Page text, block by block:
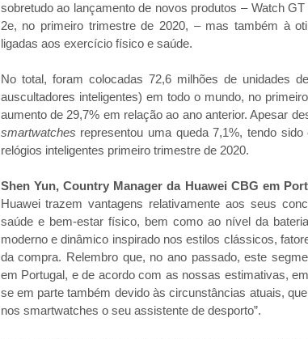
sobretudo ao lançamento de novos produtos – Watch
2e, no primeiro trimestre de 2020, – mas também à
ligadas aos exercício físico e saúde.
No total, foram colocadas 72,6 milhões de unidades de
auscultadores inteligentes) em todo o mundo, no
aumento de 29,7% em relação ao ano anterior. Apesar
smartwatches representou uma queda 7,1%, tendo
relógios inteligentes primeiro trimestre de 2020.
Shen Yun, Country Manager da Huawei CBG em
Huawei trazem vantagens relativamente aos seus
saúde e bem-estar físico, bem como ao nível da
moderno e dinâmico inspirado nos estilos clássicos,
da compra. Relembro que, no ano passado, este
em Portugal, e de acordo com as nossas estimativas,
se em parte também devido às circunstâncias atuais,
nos smartwatches o seu assistente de desporto”.